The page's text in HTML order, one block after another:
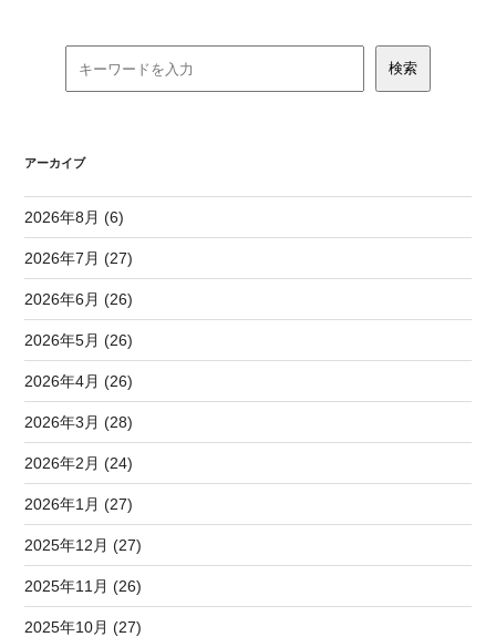
アーカイブ
2026年8月 (6)
2026年7月 (27)
2026年6月 (26)
2026年5月 (26)
2026年4月 (26)
2026年3月 (28)
2026年2月 (24)
2026年1月 (27)
2025年12月 (27)
2025年11月 (26)
2025年10月 (27)